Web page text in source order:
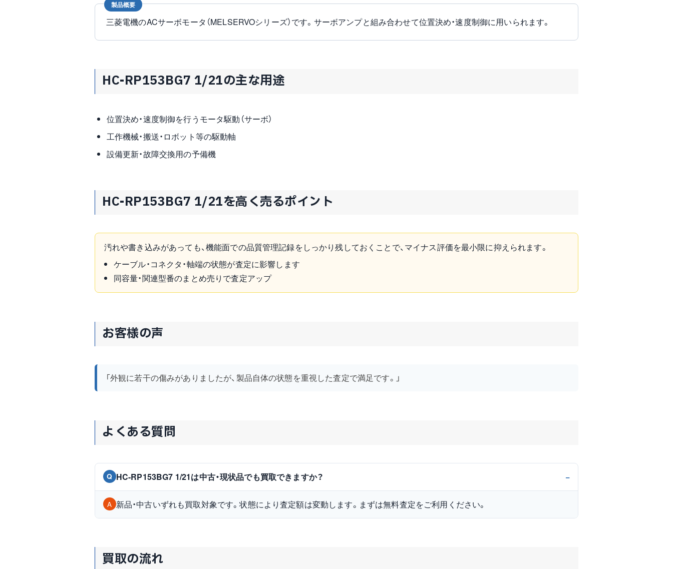
製品概要
三菱電機のACサーボモータ（MELSERVOシリーズ）です。サーボアンプと組み合わせて位置決め・速度制御に用いられます。
HC-RP153BG7 1/21の主な用途
位置決め・速度制御を行うモータ駆動（サーボ）
工作機械・搬送・ロボット等の駆動軸
設備更新・故障交換用の予備機
HC-RP153BG7 1/21を高く売るポイント
汚れや書き込みがあっても、機能面での品質管理記録をしっかり残しておくことで、マイナス評価を最小限に抑えられます。
ケーブル・コネクタ・軸端の状態が査定に影響します
同容量・関連型番のまとめ売りで査定アップ
お客様の声
「外観に若干の傷みがありましたが、製品自体の状態を重視した査定で満足です。」
よくある質問
Q HC-RP153BG7 1/21は中古・現状品でも買取できますか？
A 新品・中古いずれも買取対象です。状態により査定額は変動します。まずは無料査定をご利用ください。
買取の流れ